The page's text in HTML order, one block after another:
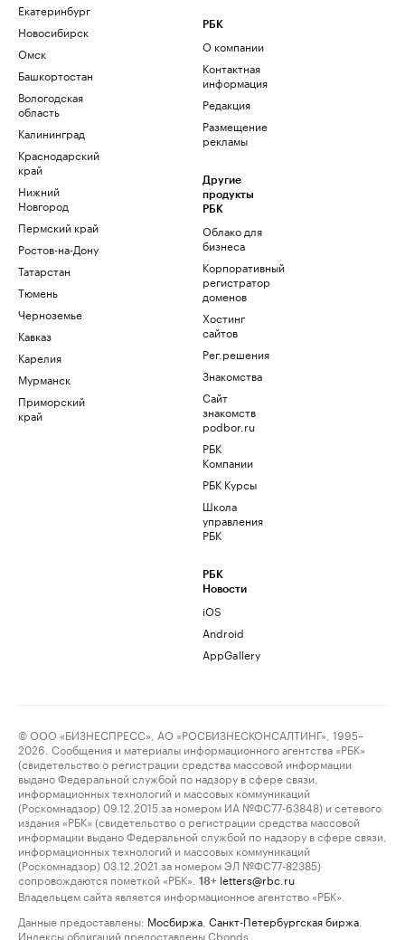
Екатеринбург
Новосибирск
Омск
Башкортостан
Вологодская
область
Калининград
Краснодарский
край
Нижний
Новгород
Пермский край
Ростов-на-Дону
Татарстан
Тюмень
Черноземье
Кавказ
Карелия
Мурманск
Приморский
край
РБК
О компании
Контактная
информация
Редакция
Размещение
рекламы
Другие
продукты
РБК
Облако для
бизнеса
Корпоративный
регистратор
доменов
Хостинг
сайтов
Рег.решения
Знакомства
Сайт
знакомств
podbor.ru
РБК
Компании
РБК Курсы
Школа
управления
РБК
РБК
Новости
iOS
Android
AppGallery
© ООО «БИЗНЕСПРЕСС», АО «РОСБИЗНЕСКОНСАЛТИНГ», 1995–
2026. Сообщения и материалы информационного агентства «РБК»
(свидетельство о регистрации средства массовой информации
выдано Федеральной службой по надзору в сфере связи,
информационных технологий и массовых коммуникаций
(Роскомнадзор) 09.12.2015 за номером ИА №ФС77-63848) и сетевого
издания «РБК» (свидетельство о регистрации средства массовой
информации выдано Федеральной службой по надзору в сфере связи,
информационных технологий и массовых коммуникаций
(Роскомнадзор) 03.12.2021 за номером ЭЛ №ФС77-82385)
сопровождаются пометкой «РБК».
18+ letters@rbc.ru
Владельцем сайта является информационное агентство «РБК».
Данные предоставлены: Мосбиржа Санкт-Петербургская биржа
Индексы облигаций предоставлены Cbonds.